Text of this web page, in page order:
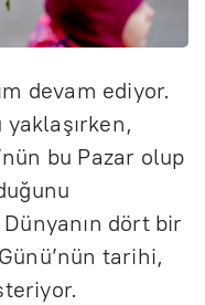
devam ediyor.
yaklaşırken,
bu Pazar olup
dört bir
tarihi,